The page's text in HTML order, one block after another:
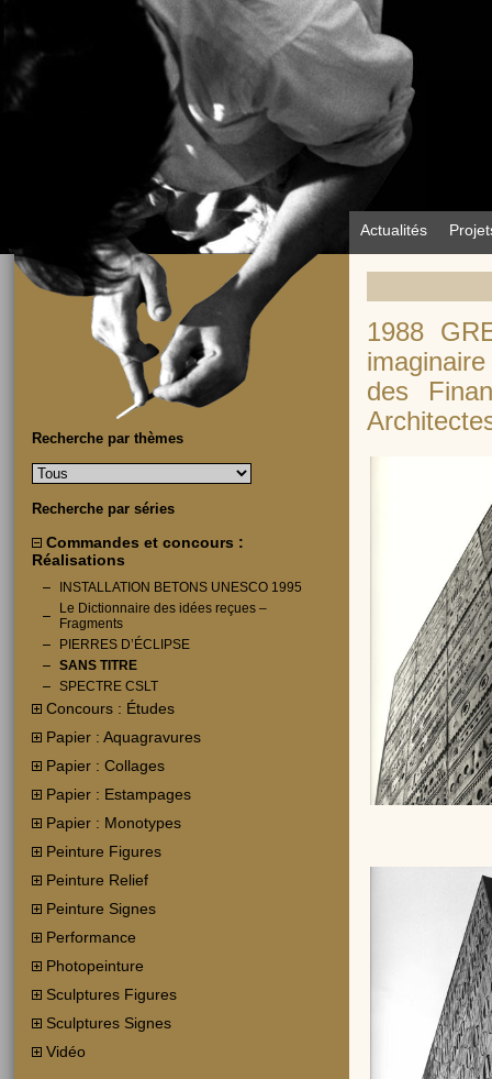
Actualités
Recherche par thèmes
Recherche par séries
Commandes et concours :
Réalisations
INSTALLATION BETONS UNESCO 1995
Le Dictionnaire des idées reçues –
Fragments
PIERRES D’ÉCLIPSE
SANS TITRE
SPECTRE CSLT
Concours : Études
Papier : Aquagravures
Papier : Collages
Papier : Estampages
Papier : Monotypes
Peinture Figures
Peinture Relief
Peinture Signes
Performance
Photopeinture
Sculptures Figures
Sculptures Signes
Vidéo
1988
des